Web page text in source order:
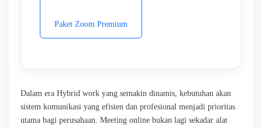
Paket Zoom Premium
Dalam era Hybrid work yang semakin dinamis, kebutuhan akan
sistem komunikasi yang efisien dan profesional menjadi prioritas
utama bagi perusahaan. Meeting online bukan lagi sekadar alat